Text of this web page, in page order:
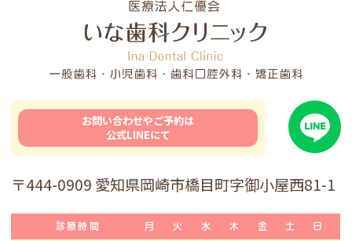
お問い合わせやご予約は
公式LINEにて
〒444-0909 愛知県岡崎市橋目町字御小屋西81-1
診療時間 月 火 水 木 金 土 日